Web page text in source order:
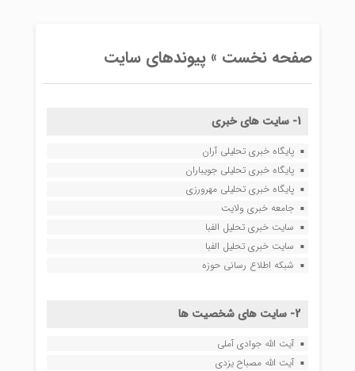
صفحه نخست » پیوندهای سایت
1- سایت های خبری
پایگاه خبری تحلیلی آران
پایگاه خبری تحلیلی جویباران
پایگاه خبری تحلیلی مهرورزی
جامعه خبری ولایت
سایت خبری تحلیل الفبا
سایت خبری تحلیل الفبا
شبکه اطلاع رسانی حوزه
2- سایت های شخصیت ها
آیت الله جوادی آملی
آیت الله مصباح یزدی